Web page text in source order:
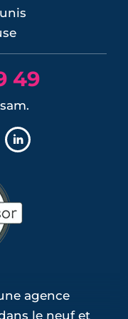
49
agence
le neuf et